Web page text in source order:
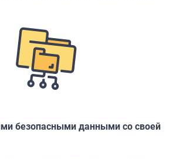
безопасными данными со своей